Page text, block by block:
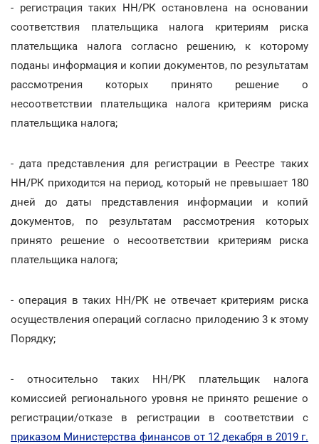
- регистрация таких НН/РК остановлена на основании
соответствия плательщика налога критериям риска
плательщика налога согласно решению, к которому
поданы информация и копии документов, по результатам
рассмотрения которых принято решение о
несоответствии плательщика налога критериям риска
плательщика налога;
- дата представления для регистрации в Реестре таких
НН/РК приходится на период, который не превышает 180
дней до даты представления информации и копий
документов, по результатам рассмотрения которых
принято решение о несоответствии критериям риска
плательщика налога;
- операция в таких НН/РК не отвечает критериям риска
осуществления операций согласно прилодению 3 к этому
Порядку;
- относительно таких НН/РК плательщик налога
комиссией регионального уровня не принято решение о
регистрации/отказе в регистрации в соответствии с
приказом Министерства финансов от 12 декабря в 2019 г.